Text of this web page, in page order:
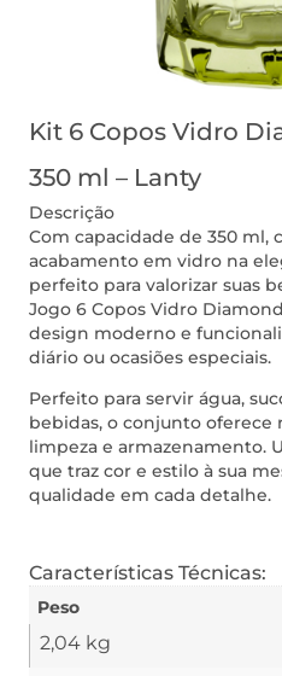
Kit 6 Copos Vidro
350 ml – Lanty
Descrição
Com capacidade de 350 ml,
acabamento em vidro na
perfeito para valorizar suas
Jogo 6 Copos Vidro
design moderno e
diário ou ocasiões especiais.
Perfeito para servir água,
bebidas, o conjunto oferece
limpeza e armazenamento.
que traz cor e estilo à sua
qualidade em cada detalhe.
Características Técnicas:
Peso
2,04 kg